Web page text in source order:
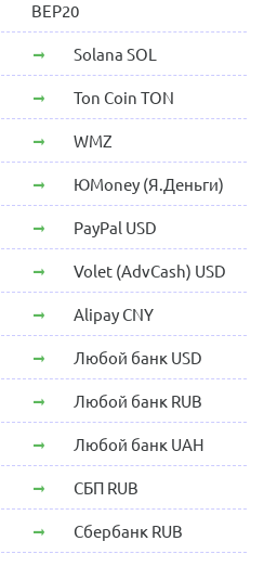
BEP20
Solana SOL
Ton Coin TON
WMZ
ЮMoney (Я.Деньги)
PayPal USD
Volet (AdvCash) USD
Alipay CNY
Любой банк USD
Любой банк RUB
Любой банк UAH
СБП RUB
Сбербанк RUB